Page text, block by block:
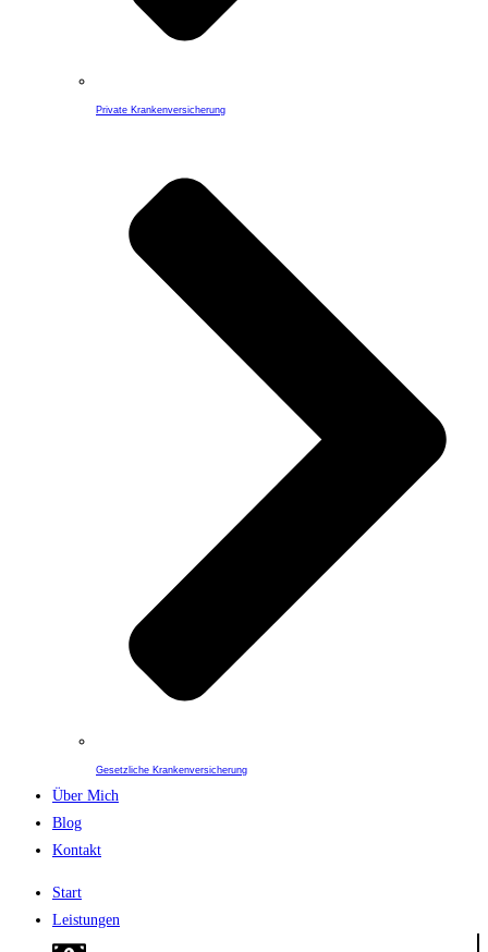
Private Krankenversicherung
Gesetzliche Krankenversicherung
Über Mich
Blog
Kontakt
Start
Leistungen